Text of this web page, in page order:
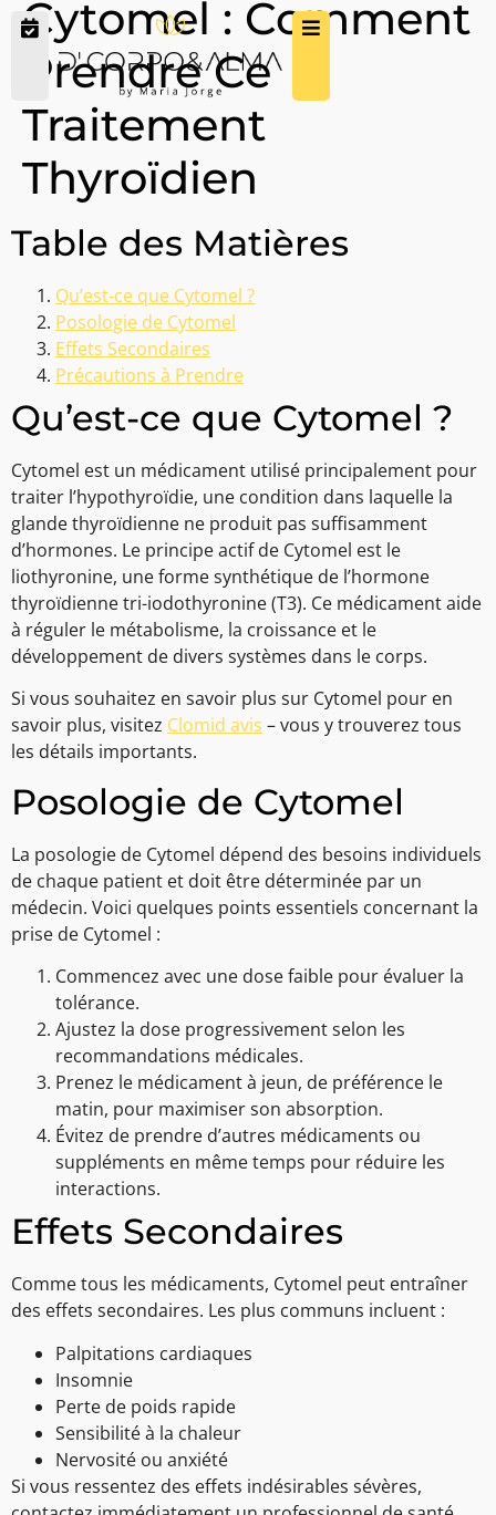
Cytomel : Comment
Prendre Ce
Traitement
Thyroïdien
Table des Matières
Qu’est-ce que Cytomel ?
Posologie de Cytomel
Effets Secondaires
Précautions à Prendre
Qu’est-ce que Cytomel ?
Cytomel est un médicament utilisé principalement pour
traiter l’hypothyroïdie, une condition dans laquelle la
glande thyroïdienne ne produit pas suffisamment
d’hormones. Le principe actif de Cytomel est le
liothyronine, une forme synthétique de l’hormone
thyroïdienne tri-iodothyronine (T3). Ce médicament aide
à réguler le métabolisme, la croissance et le
développement de divers systèmes dans le corps.
Si vous souhaitez en savoir plus sur Cytomel pour en
savoir plus, visitez Clomid avis – vous y trouverez tous
les détails importants.
Posologie de Cytomel
La posologie de Cytomel dépend des besoins individuels
de chaque patient et doit être déterminée par un
médecin. Voici quelques points essentiels concernant la
prise de Cytomel :
Commencez avec une dose faible pour évaluer la
tolérance.
Ajustez la dose progressivement selon les
recommandations médicales.
Prenez le médicament à jeun, de préférence le
matin, pour maximiser son absorption.
Évitez de prendre d’autres médicaments ou
suppléments en même temps pour réduire les
interactions.
Effets Secondaires
Comme tous les médicaments, Cytomel peut entraîner
des effets secondaires. Les plus communs incluent :
Palpitations cardiaques
Insomnie
Perte de poids rapide
Sensibilité à la chaleur
Nervosité ou anxiété
Si vous ressentez des effets indésirables sévères,